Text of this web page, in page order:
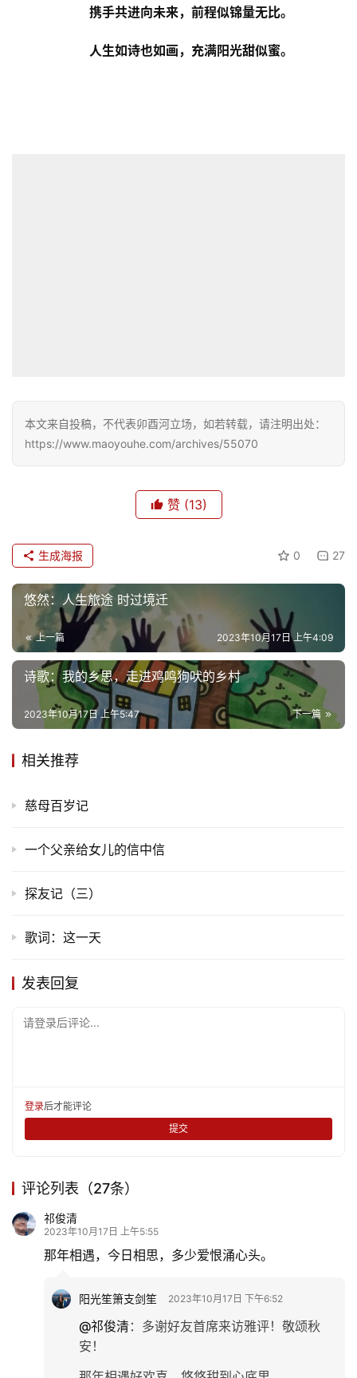
携手共进向未来，前程似锦量无比。
人生如诗也如画，充满阳光甜似蜜。
本文来自投稿，不代表卯酉河立场，如若转载，请注明出处：
https://www.maoyouhe.com/archives/55070
赞 (13)
0 27
生成海报
悠然：人生旅途 时过境迁
上一篇 2023年10月17日 上午4:09
诗歌：我的乡思，走进鸡鸣狗吠的乡村
下一篇
2023年10月17日 上午5:47
相关推荐
慈母百岁记
一个父亲给女儿的信中信
探友记（三）
歌词：这一天
发表回复
请登录后评论...
登录后才能评论
提交
评论列表（27条）
祁俊清
2023年10月17日 上午5:55
那年相遇，今日相思，多少爱恨涌心头。
阳光笙箫支剑笙 2023年10月17日 下午6:52
@祁俊清： 多谢好友首席来访雅评！敬颂秋
安！